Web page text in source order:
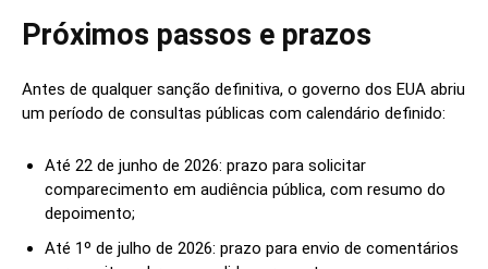
Próximos passos e prazos
Antes de qualquer sanção definitiva, o governo dos EUA abriu
um período de consultas públicas com calendário definido:
Até 22 de junho de 2026: prazo para solicitar
comparecimento em audiência pública, com resumo do
depoimento;
Até 1º de julho de 2026: prazo para envio de comentários